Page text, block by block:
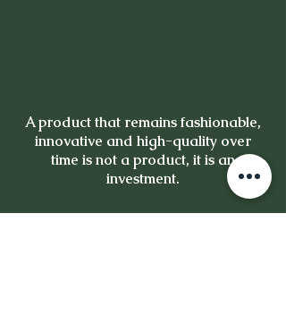
A product that remains fashionable,
innovative and high-quality over
time is not a product, it is an
investment.